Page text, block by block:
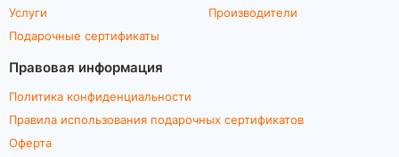
Услуги
Подарочные сертификаты
Производители
Правовая информация
Политика конфиденциальности
Правила использования подарочных сертификатов
Оферта